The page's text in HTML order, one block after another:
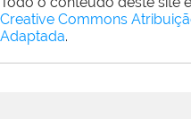
Creative Commons
Adaptada.